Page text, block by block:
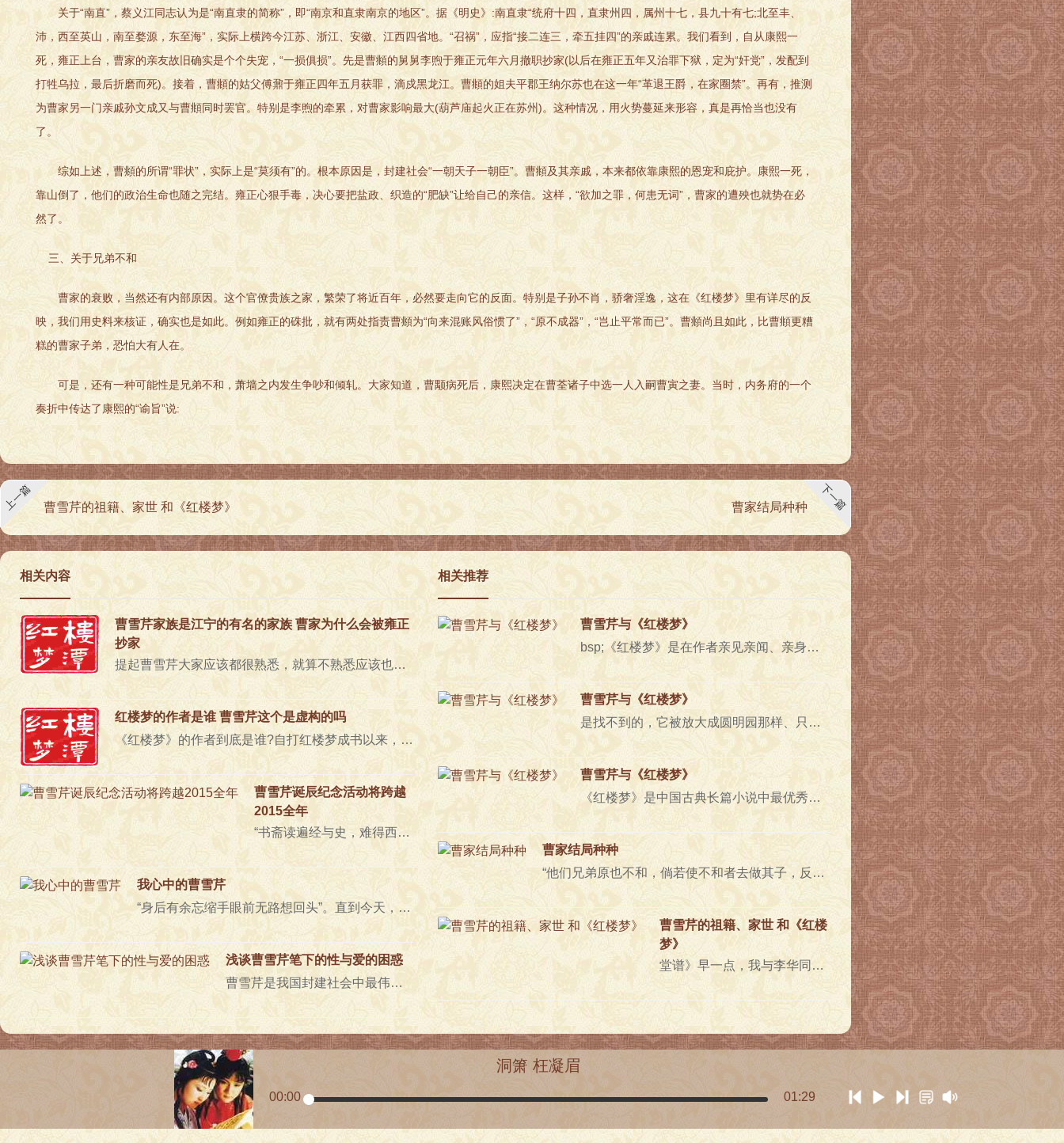
关于“南直”，蔡义江同志认为是“南直隶的简称”，即“南京和直隶南京的地区”。据《明史》:南直隶“统府十四，直隶州四，属州十七，县九十有七;北至丰、
沛，西至英山，南至婺源，东至海”，实际上横跨今江苏、浙江、安徽、江西四省地。“召祸”，应指“接二连三，牵五挂四”的亲戚连累。我们看到，自从康熙一
死，雍正上台，曹家的亲友故旧确实是个个失宠，“一损俱损”。先是曹頫的舅舅李煦于雍正元年六月撤职抄家(以后在雍正五年又治罪下狱，定为“奸党”，发配到
打牲乌拉，最后折磨而死)。接着，曹頫的姑父傅鼐于雍正四年五月获罪，滴戍黑龙江。曹頫的姐夫平郡王纳尔苏也在这一年“革退王爵，在家圈禁”。再有，推测
为曹家另一门亲戚孙文成又与曹頫同时罢官。特别是李煦的牵累，对曹家影响最大(葫芦庙起火正在苏州)。这种情况，用火势蔓延来形容，真是再恰当也没有
了。
综如上述，曹頫的所谓“罪状”，实际上是“莫须有”的。根本原因是，封建社会“一朝天子一朝臣”。曹頫及其亲戚，本来都依靠康熙的恩宠和庇护。康熙一死，
靠山倒了，他们的政治生命也随之完结。雍正心狠手毒，决心要把盐政、织造的“肥缺”让给自己的亲信。这样，“欲加之罪，何患无词”，曹家的遭殃也就势在必
然了。
三、关于兄弟不和
曹家的衰败，当然还有内部原因。这个官僚贵族之家，繁荣了将近百年，必然要走向它的反面。特别是子孙不肖，骄奢淫逸，这在《红楼梦》里有详尽的反
映，我们用史料来核证，确实也是如此。例如雍正的硃批，就有两处指责曹頫为“向来混账风俗惯了”，“原不成器”，“岂止平常而已”。曹頫尚且如此，比曹頫更糟
糕的曹家子弟，恐怕大有人在。
可是，还有一种可能性是兄弟不和，萧墙之内发生争吵和倾轧。大家知道，曹颙病死后，康熙决定在曹荃诸子中选一人入嗣曹寅之妻。当时，内务府的一个
奏折中传达了康熙的“谕旨”说:
上一篇 下一篇
曹雪芹的祖籍、家世 和《红楼梦》 曹家结局种种
相关内容
曹雪芹家族是江宁的有名的家族 曹家为什么会被雍正
抄家
提起曹雪芹大家应该都很熟悉，就算不熟悉应该也知道四大名著之首的《红楼梦》，将封建时期的显赫家庭从..
红楼梦的作者是谁 曹雪芹这个是虚构的吗
《红楼梦》的作者到底是谁?自打红楼梦成书以来，其实一直都是有争议的，而曹雪芹这个人物在我看来很有可..
曹雪芹诞辰纪念活动将跨越
2015全年
“书斋读遍经与史，难得西厢绝妙词……”随着越剧《红楼梦》的经典选段《读西厢》的曼妙曲调在会场响起，20..
我心中的曹雪芹
“身后有余忘缩手眼前无路想回头”。直到今天，世人莫不如此。早晨冲凉后..
浅谈曹雪芹笔下的性与爱的困惑
曹雪芹是我国封建社会中最伟大的民主主义思想家。在《红楼梦》中，曹雪芹通过对大观园内外..
相关推荐
曹雪芹与《红楼梦》
bsp;《红楼梦》是在作者亲见亲闻、亲身经历和自己最熟悉的、感受最深切的生活素材基础上创作的。这在中国古..
曹雪芹与《红楼梦》
是找不到的，它被放大成圆明园那样、只有皇家园林才有的规模，这不是偶然的。试想，如果只有一般花园那样，..
曹雪芹与《红楼梦》
《红楼梦》是中国古典长篇小说中最优秀的作品，是悠久、灿烂的中华文化的杰出代表，是世界文学宝库中的珍品..
曹家结局种种
“他们兄弟原也不和，倘若使不和者去做其子，反而不好。汝等对此，应详细考查选择。”到底曹荃诸子之间不和..
曹雪芹的祖籍、家世 和《红楼
梦》
堂谱》早一点，我与李华同志一起发现了两篇康熙年间的《曹玺传》。李华是清代经济史研究的专家，我人大的同..
洞箫 枉凝眉
00:00 01:29